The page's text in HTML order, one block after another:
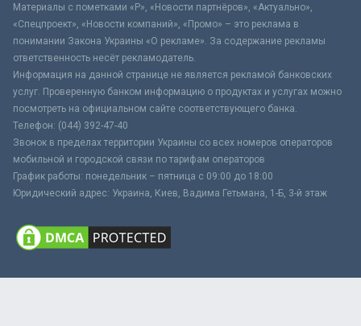
Материалы с пометками «Р», «Новости партнёров», «Актуально»,
«Спецпроект», «Новости компаний», «Промо» – это реклама в
понимании Закона Украины «О рекламе». За содержание рекламы
ответственность несёт рекламодатель.
Информация на данной странице не является рекламой банковских
услуг. Проверенную банком информацию о продуктах и услугах можно
посмотреть на официальном сайте соответствующего банка.
Телефон: (044) 392-47-40
Звонок в пределах территории Украины со всех номеров операторов
мобильной и городской связи по тарифам операторов
График работы: понедельник – пятница с 09:00 до 18:00
Юридический адрес: Украина, Киев, Вадима Гетьмана, 1-Б, 3-й этаж